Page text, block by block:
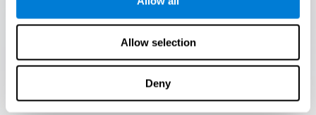
Allow selection
Deny
COMEÇAR